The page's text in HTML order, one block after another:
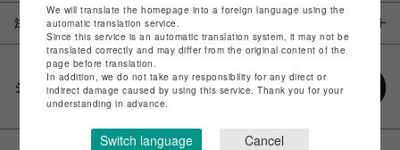
注意事項
シェアする
We will translate the homepage into a foreign language using the
automatic translation service.
Since this service is an automatic translation system, it may not be
translated correctly and may differ from the original content of the
page before translation.
In addition, we do not take any responsibility for any direct or
indirect damage caused by using this service. Thank you for your
understanding in advance.
Switch language Cancel